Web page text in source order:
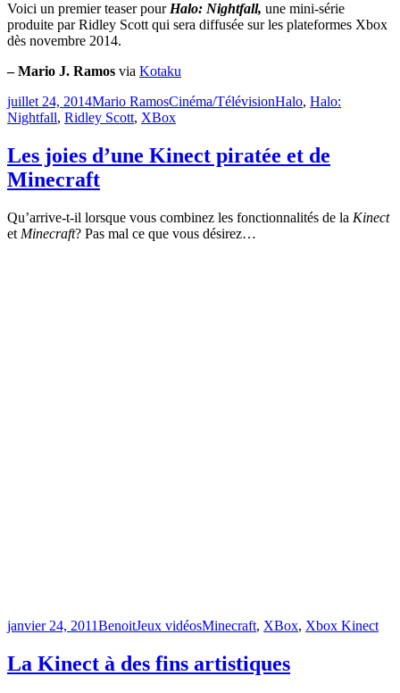
Voici un premier teaser pour Halo: Nightfall, une mini-série
produite par Ridley Scott qui sera diffusée sur les plateformes Xbox
dès novembre 2014.
– Mario J. Ramos via Kotaku
Publié
le
juillet 24, 2014Mario RamosCatégories
Cinéma/TélévisionÉtiquettes
Halo, Halo:
Nightfall, Ridley Scott, XBox
Les joies d’une Kinect piratée et de
Minecraft
Qu’arrive-t-il lorsque vous combinez les fonctionnalités de la Kinect
et Minecraft? Pas mal ce que vous désirez…
Publié
janvier 24, 2011BenoitCatégories
Jeux vidéosÉtiquettes
Minecraft, XBox, Xbox Kinect
La Kinect à des fins artistiques